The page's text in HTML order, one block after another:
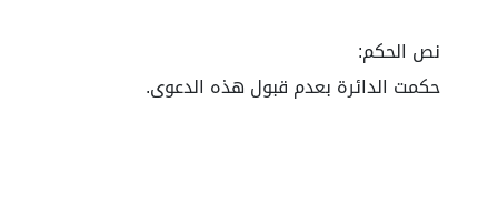
نص الحكم:
حكمت الدائرة بعدم قبول هذه الدعوى.